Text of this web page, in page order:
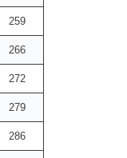
259
266
272
279
286